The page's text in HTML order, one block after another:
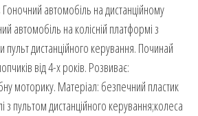
автомобіль на дистанційному
автомобіль на колісній платформі з
пульт дистанційного керування. Починай
від 4-х років. Розвиває:
моторику. Матеріал: безпечний пластик
з пультом дистанційного керування;колеса